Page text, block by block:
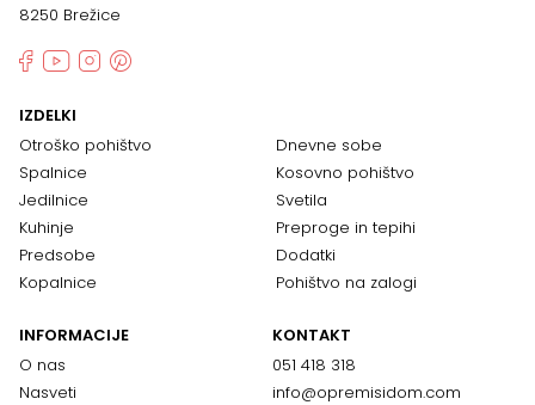
8250 Brežice
IZDELKI
Otroško pohištvo
Spalnice
Jedilnice
Kuhinje
Predsobe
Kopalnice
Dnevne sobe
Kosovno pohištvo
Svetila
Preproge in tepihi
Dodatki
Pohištvo na zalogi
INFORMACIJE
O nas
Nasveti
KONTAKT
051 418 318
info@opremisidom.com